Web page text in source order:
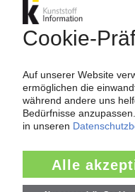
Jetzt
Ihr
ab
Jetzt